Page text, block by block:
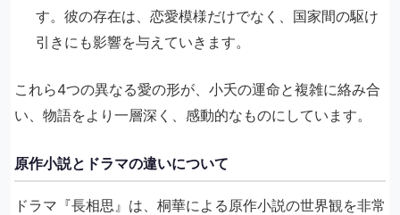
す。彼の存在は、恋愛模様だけでなく、国家間の駆け
引きにも影響を与えていきます。
これら4つの異なる愛の形が、小夭の運命と複雑に絡み合
い、物語をより一層深く、感動的なものにしています。
原作小説とドラマの違いについて
ドラマ『長相思』は、桐華による原作小説の世界観を非常